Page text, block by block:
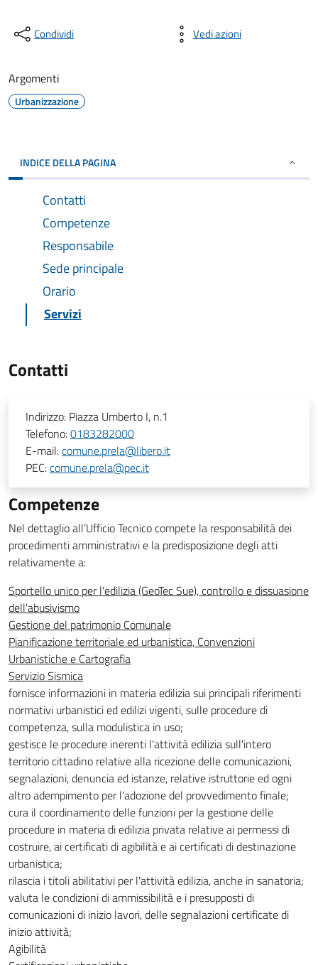
Condividi Vedi azioni
Argomenti
Urbanizzazione
INDICE DELLA PAGINA
Contatti
Competenze
Responsabile
Sede principale
Orario
Servizi
Contatti
Indirizzo: Piazza Umberto I, n.1
Telefono:0183282000
E-mail:comune.prela@libero.it
PEC:comune.prela@pec.it
Competenze
Nel dettaglio all’Ufficio Tecnico compete la responsabilità dei
procedimenti amministrativi e la predisposizione degli atti
relativamente a:
Sportello unico per l'edilizia (GeoTec Sue), controllo e dissuasione
dell'abusivismo
Gestione del patrimonio Comunale
Pianificazione territoriale ed urbanistica, Convenzioni
Urbanistiche e Cartografia
Servizio Sismica
fornisce informazioni in materia edilizia sui principali riferimenti
normativi urbanistici ed edilizi vigenti, sulle procedure di
competenza, sulla modulistica in uso;
gestisce le procedure inerenti l'attività edilizia sull'intero
territorio cittadino relative alla ricezione delle comunicazioni,
segnalazioni, denuncia ed istanze, relative istruttorie ed ogni
altro adempimento per l'adozione del provvedimento finale;
cura il coordinamento delle funzioni per la gestione delle
procedure in materia di edilizia privata relative ai permessi di
costruire, ai certificati di agibilità e ai certificati di destinazione
urbanistica;
rilascia i titoli abilitativi per l'attività edilizia, anche in sanatoria;
valuta le condizioni di ammissibilità e i presupposti di
comunicazioni di inizio lavori, delle segnalazioni certificate di
inizio attività;
Agibilità